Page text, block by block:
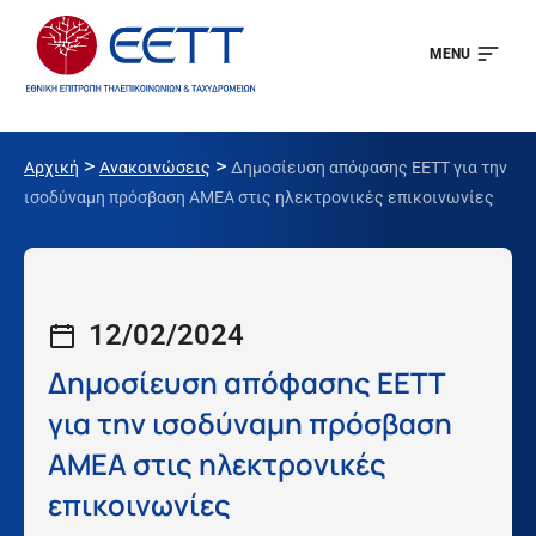
MENU
Αρχική > Ανακοινώσεις > Δημοσίευση απόφασης ΕΕΤΤ για την
ισοδύναμη πρόσβαση ΑΜΕΑ στις ηλεκτρονικές επικοινωνίες
12/02/2024
Δημοσίευση απόφασης ΕΕΤΤ
για την ισοδύναμη πρόσβαση
ΑΜΕΑ στις ηλεκτρονικές
επικοινωνίες